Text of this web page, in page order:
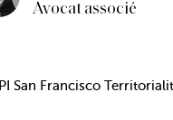
Avocat associé
San Francisco